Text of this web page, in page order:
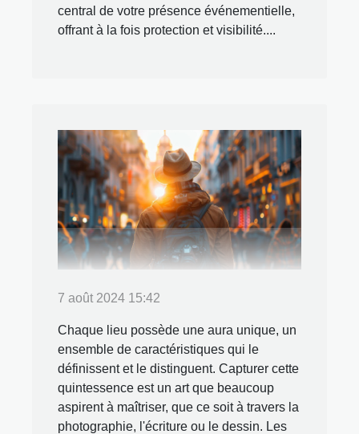
central de votre présence événementielle,
offrant à la fois protection et visibilité....
7 août 2024 15:42
Chaque lieu possède une aura unique, un
ensemble de caractéristiques qui le
définissent et le distinguent. Capturer cette
quintessence est un art que beaucoup
aspirent à maîtriser, que ce soit à travers la
photographie, l'écriture ou le dessin. Les